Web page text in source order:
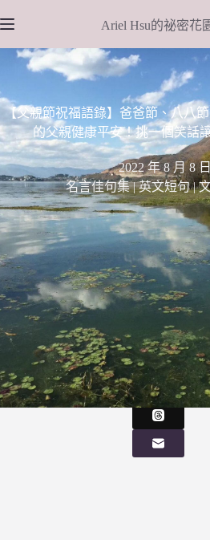
至
主
容
Ariel Hsu的祕密花
【父親節祝福語錄】爸爸節、八八
的父親健康平安！挑一個笑話
2022 年 8 月 8
名言佳句集 | 英文短句 |